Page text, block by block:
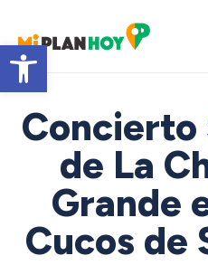
Abrir barra de herramientas
Concierto
de La
Grande
Cucos de